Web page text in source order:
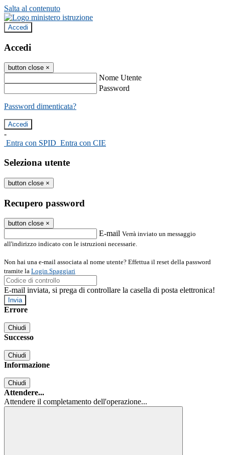
Salta al contenuto
Accedi
Accedi
button close ×
Nome Utente
Password
Password dimenticata?
-
Entra con SPID Entra con CIE
Seleziona utente
button close ×
Recupero password
button close ×
E-mail Verrà inviato un messaggio
all'indirizzo indicato con le istruzioni necessarie.
Non hai una e-mail associata al nome utente? Effettua il reset della password
tramite la Login Spaggiari
E-mail inviata, si prega di controllare la casella di posta elettronica!
Errore
Chiudi
Successo
Chiudi
Informazione
Chiudi
Attendere...
Attendere il completamento dell'operazione...